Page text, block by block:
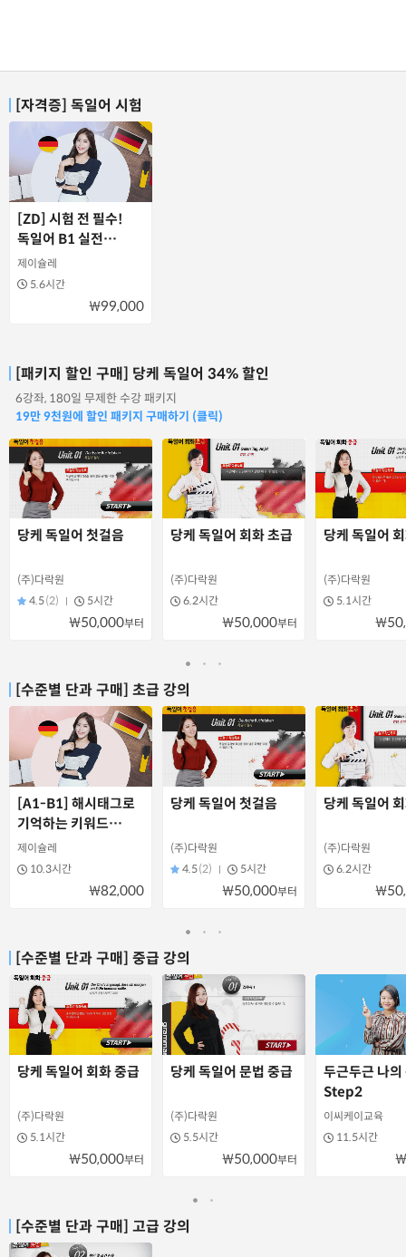
[자격증] 독일어 시험
[ZD] 시험 전 필수!
독일어 B1 실전
모의고사
제이슐레
5.6시간
₩99,000
[패키지 할인 구매] 당케 독일어 34% 할인
6강좌, 180일 무제한 수강 패키지
19만 9천원에 할인 패키지 구매하기 (클릭)
당케 독일어 첫걸음
(주)다락원
4.5(2) 5시간
₩50,000부터
당케 독일어 회화 초급
(주)다락원
6.2시간
₩50,000부터
당케 독일어
(주)다락원
5.1시간
[수준별 단과 구매] 초급 강의
[A1-B1] 해시태그로
기억하는 키워드
독문법
제이슐레
10.3시간
₩82,000
당케 독일어 첫걸음
(주)다락원
4.5(2) 5시간
₩50,000부터
당케 독일어
(주)다락원
6.2시간
[수준별 단과 구매] 중급 강의
당케 독일어 회화 중급
(주)다락원
5.1시간
₩50,000부터
당케 독일어 문법 중급
(주)다락원
5.5시간
₩50,000부터
두근두근 나의
Step2
이씨케이교육
11.5시간
[수준별 단과 구매] 고급 강의